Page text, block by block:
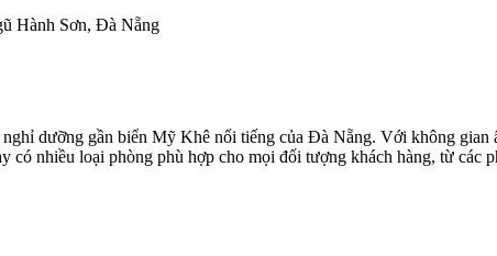
Hành Sơn, Đà Nẵng
dưỡng gần biển Mỹ Khê nổi tiếng của Đà Nẵng. Với không gian
có nhiều loại phòng phù hợp cho mọi đối tượng khách hàng, từ các